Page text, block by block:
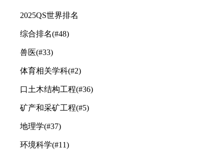
2025QS世界排名
综合排名(#48)
兽医(#33)
体育相关学科(#2)
口土木结构工程(#36)
矿产和采矿工程(#5)
地理学(#37)
环境科学(#11)